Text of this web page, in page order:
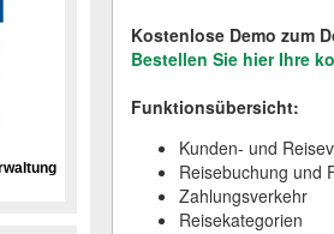
Kostenlose Demo zum
Bestellen Sie hier Ihre
Funktionsübersicht:
Kunden- und
Reisebuchung und
Zahlungsverkehr
Reisekategorien